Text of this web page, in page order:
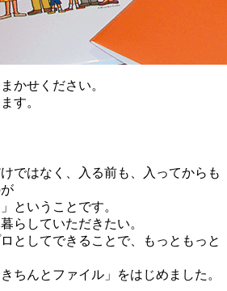
かせください。
す。
ではなく、入る前も、入ってからも
ということです。
らしていただきたい。
としてできることで、もっともっと
ちんとファイル」をはじめました。